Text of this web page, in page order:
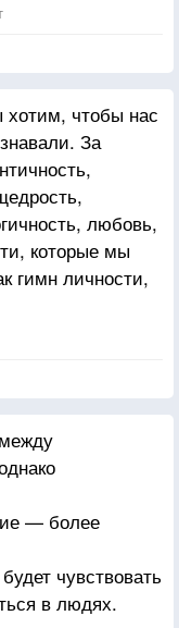
чтобы нас
За
любовь,
которые мы
гимн личности,
кто-то
жемчужину,
достигает
выявить
и амбиции,
выбирая
тот
любовь на
— более
чувствовать
в людях.